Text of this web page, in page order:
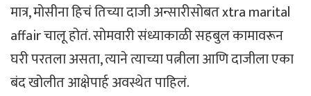
मात्र, मोसीना हिचं तिच्या दाजी अन्सारीसोबत xtra marital
affair चालू होतं. सोमवारी संध्याकाळी सहबुल कामावरून
घरी परतला असता, त्याने त्याच्या पत्नीला आणि दाजीला एका
बंद खोलीत आक्षेपार्ह अवस्थेत पाहिलं.